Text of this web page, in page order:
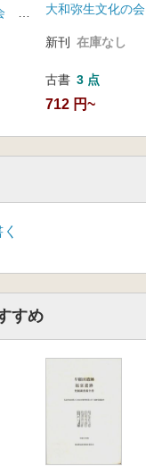
大和弥生文化の会
新刊 在庫なし
古書 3 点
712 円~
すめ